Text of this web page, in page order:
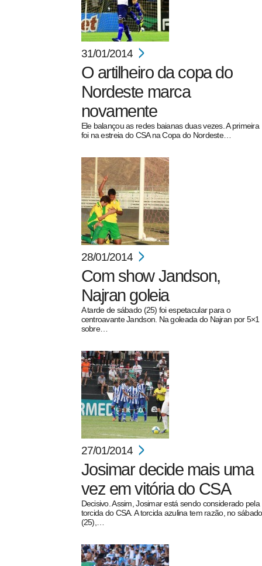
31/01/2014
O artilheiro da copa do
Nordeste marca
novamente
Ele balançou as redes baianas duas vezes. A primeira
foi na estreia do CSA na Copa do Nordeste…
28/01/2014
Com show Jandson,
Najran goleia
A tarde de sábado (25) foi espetacular para o
centroavante Jandson. Na goleada do Najran por 5×1
sobre…
27/01/2014
Josimar decide mais uma
vez em vitória do CSA
Decisivo. Assim, Josimar está sendo considerado pela
torcida do CSA. A torcida azulina tem razão, no sábado
(25),…